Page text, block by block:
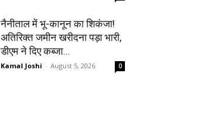
नैनीताल में भू-कानून का शिकंजा!
अतिरिक्त जमीन खरीदना पड़ा भारी,
डीएम ने दिए कब्जा...
Kamal Joshi - August 5, 2026 0